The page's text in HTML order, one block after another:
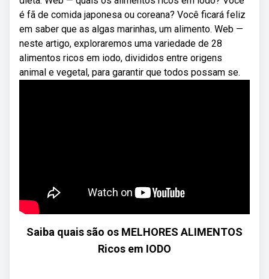
é fã de comida japonesa ou coreana? Você ficará feliz
em saber que as algas marinhas, um alimento. Web —
neste artigo, exploraremos uma variedade de 28
alimentos ricos em iodo, divididos entre origens
animal e vegetal, para garantir que todos possam se.
Saiba quais são os MELHORES ALIMENTOS
Ricos em IODO